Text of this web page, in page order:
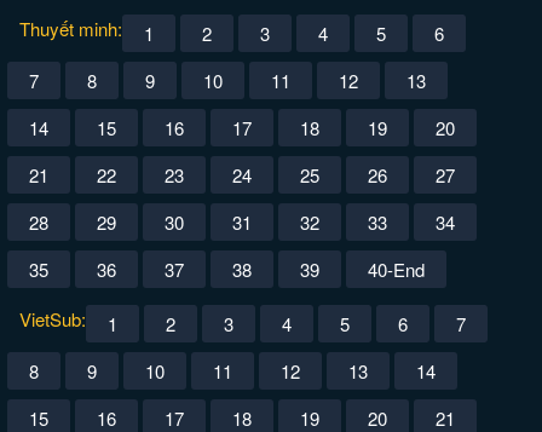
Thuyết minh: 1 2 3 4 5
6
7
8 9 10 11 12
13
14
15 16 17 18 19
20
21
22 23 24 25 26
27
28
29 30 31 32 33
34
35
36 37 38 39
40-End
VietSub:
1 2 3 4 5 6
7
8
9 10 11 12 13
14
15
16 17 18 19 20
21